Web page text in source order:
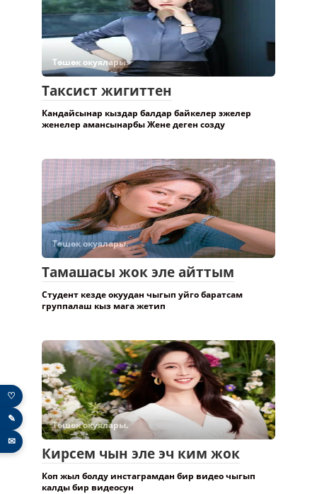
Төшөк окуялары.
Таксист жигиттен
Кандайсынар кыздар балдар байкелер эжелер
женелер амансынарбы Жене деген созду
Төшөк окуялары.
Тамашасы жок эле айттым
Студент кезде окуудан чыгып уйго баратсам
группалаш кыз мага жетип
Төшөк окуялары.
Кирсем чын эле эч ким жок
Коп жыл болду инстаграмдан бир видео чыгып
калды бир видеосун
♡
✎
✉